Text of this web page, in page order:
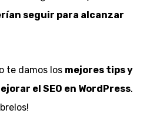
seguir para alcanzar
te damos los mejores tips y
el SEO en WordPress.